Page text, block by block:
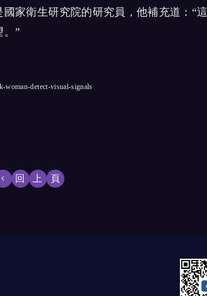
家衛生研究院的研究員，他補充道：“
。”
woman-detect-visual-signals
回上頁